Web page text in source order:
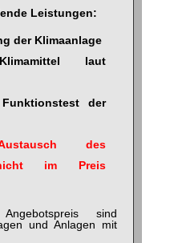
Leistungen:
der Klimaanlage
laut
der
des
im Preis
sind
und Anlagen mit